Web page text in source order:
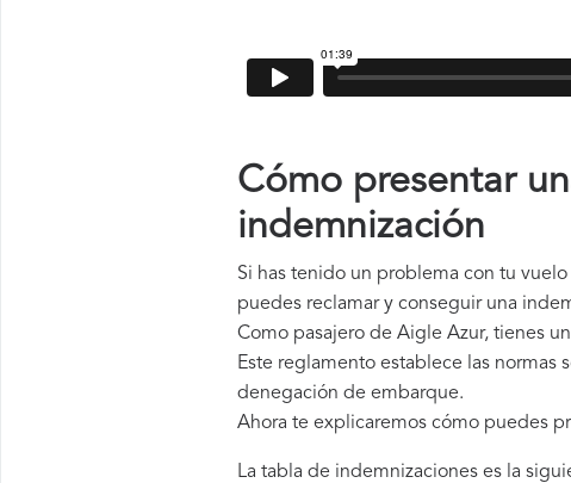
Cómo presentar
indemnización
Si has tenido un problema con tu
puedes reclamar y conseguir una
Como pasajero de Aigle Azur, tienes
Este reglamento establece las normas
denegación de embarque.
Ahora te explicaremos cómo puedes
La tabla de indemnizaciones es la